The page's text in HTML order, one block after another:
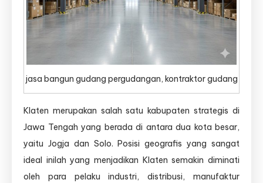
jasa bangun gudang pergudangan, kontraktor gudang
Klaten merupakan salah satu kabupaten strategis di
Jawa Tengah yang berada di antara dua kota besar,
yaitu Jogja dan Solo. Posisi geografis yang sangat
ideal inilah yang menjadikan Klaten semakin diminati
oleh para pelaku industri, distribusi, manufaktur